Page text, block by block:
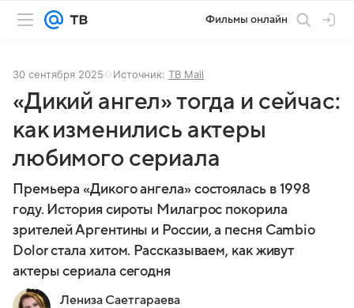
Фильмы онлайн
30 сентября 2025 Источник: ТВ Mail
«Дикий ангел» тогда и сейчас:
как изменились актеры
любимого сериала
Премьера «Дикого ангела» состоялась в 1998
году. История сироты Милагрос покорила
зрителей Аргентины и России, а песня Cambio
Dolor стала хитом. Рассказываем, как живут
актеры сериала сегодня
Лениза Саетгараева